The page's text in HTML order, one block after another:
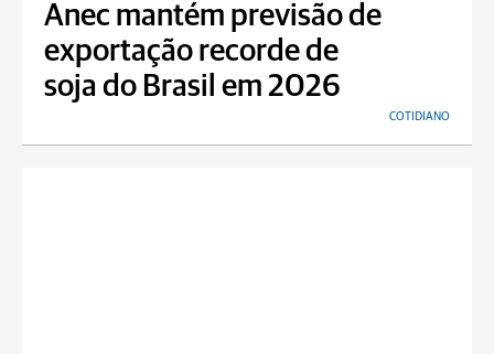
Anec mantém previsão de
exportação recorde de
soja do Brasil em 2026
COTIDIANO